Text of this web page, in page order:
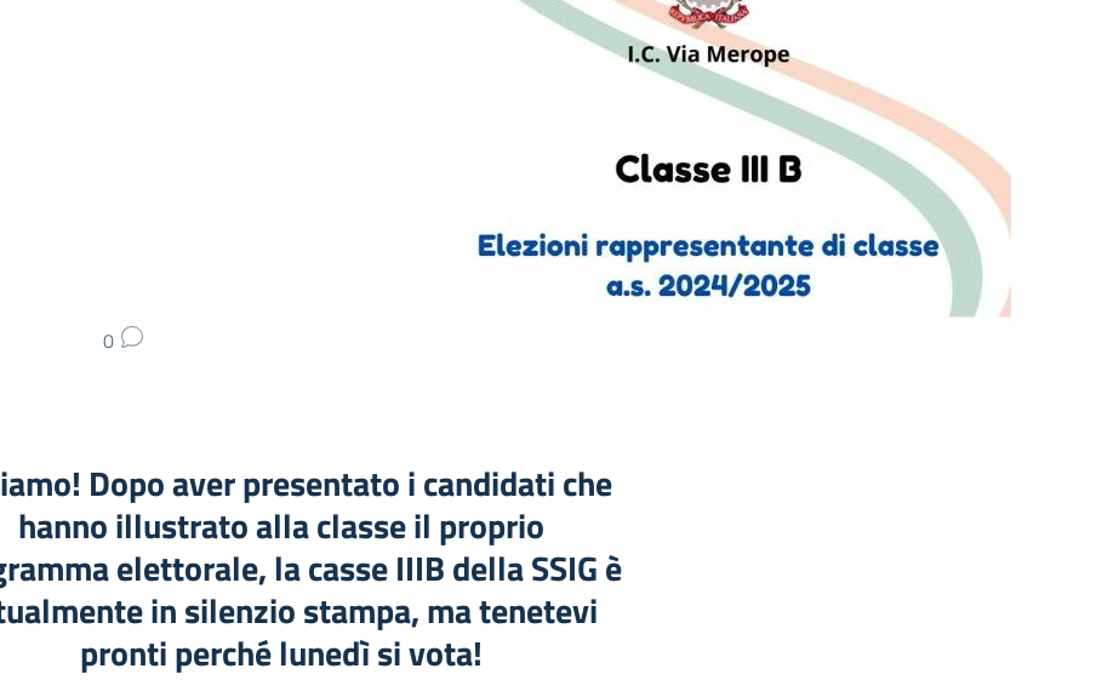
0
Dopo aver presentato i candidati che
hanno illustrato alla classe il proprio
elettorale, la casse IIIB della SSIG è
in silenzio stampa, ma tenetevi
pronti perché lunedì si vota!